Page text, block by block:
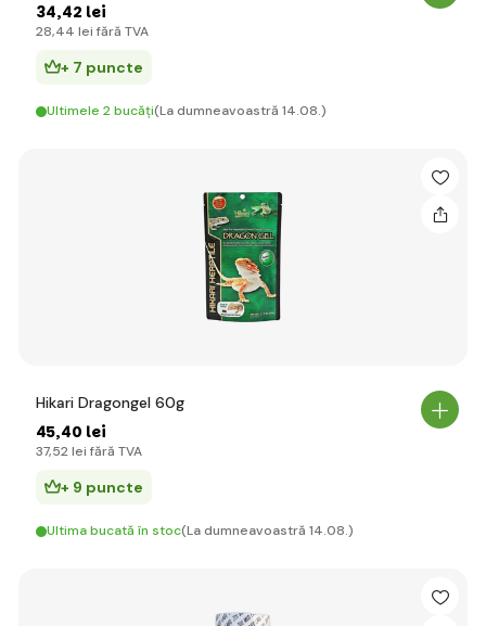
34,42 lei
28,44 lei fără TVA
+ 7 puncte
Ultimele 2 bucăți(La dumneavoastră 14.08.)
Hikari Dragongel 60g
45,40 lei
37,52 lei fără TVA
+ 9 puncte
Ultima bucată în stoc(La dumneavoastră 14.08.)